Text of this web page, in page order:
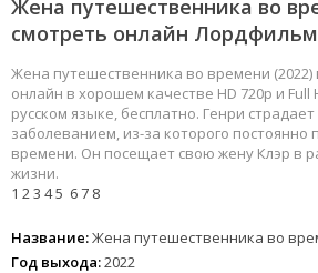
Жена путешественника во
смотреть онлайн Лордфильм
Жена путешественника во времени
онлайн в хорошем качестве HD 720p и Full
русском языке, бесплатно. Генри
заболеванием, из-за которого постоянно
времени. Он посещает свою жену Клэр в
жизни.
1 23 45 67 8
Название:Жена путешественника во
Год выхода:2022